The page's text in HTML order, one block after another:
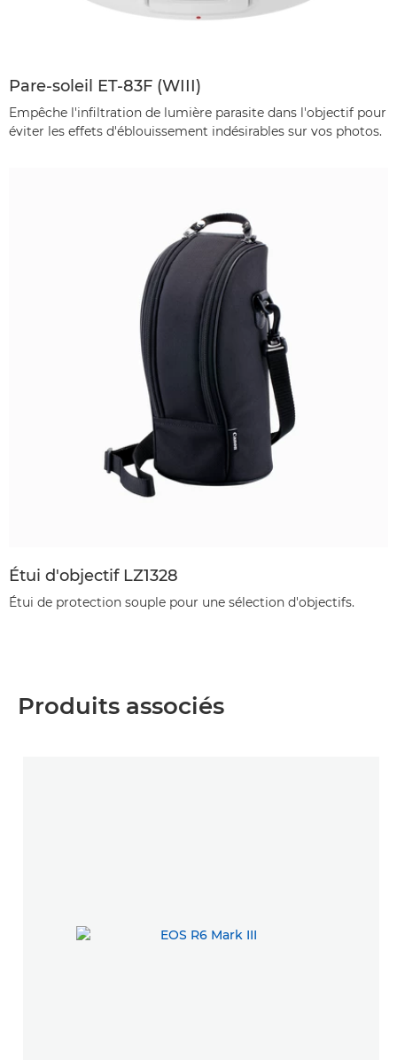
Pare-soleil ET-83F (WIII)
Empêche l'infiltration de lumière parasite dans l'objectif pour
éviter les effets d'éblouissement indésirables sur vos photos.
Étui d'objectif LZ1328
Étui de protection souple pour une sélection d'objectifs.
Produits associés